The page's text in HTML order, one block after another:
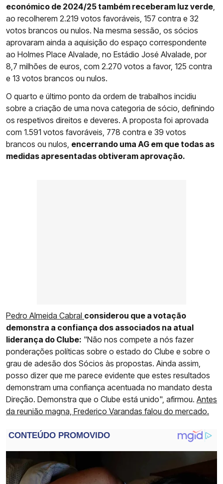
económico de 2024/25 também receberam luz verde
ao recolherem 2.219 votos favoráveis, 157 contra e 32
votos brancos ou nulos. Na mesma sessão, os sócios
aprovaram ainda a aquisição do espaço correspondente
ao Holmes Place Alvalade, no Estádio José Alvalade, por
8,7 milhões de euros, com 2.270 votos a favor, 125 contra
e 13 votos brancos ou nulos.
O quarto e último ponto da ordem de trabalhos incidiu
sobre a criação de uma nova categoria de sócio, definindo
os respetivos direitos e deveres. A proposta foi aprovada
com 1.591 votos favoráveis, 778 contra e 39 votos
brancos ou nulos, encerrando uma AG em que todas as
medidas apresentadas obtiveram aprovação.
Pedro Almeida Cabral considerou que a votação
demonstra a confiança dos associados na atual
liderança do Clube: "Não nos compete a nós fazer
ponderações políticas sobre o estado do Clube e sobre o
grau de adesão dos Sócios às propostas. Ainda assim,
posso dizer que me parece evidente que estes resultados
demonstram uma confiança acentuada no mandato desta
Direção. Demonstra que o Clube está unido", afirmou. Antes
da reunião magna, Frederico Varandas falou do mercado.